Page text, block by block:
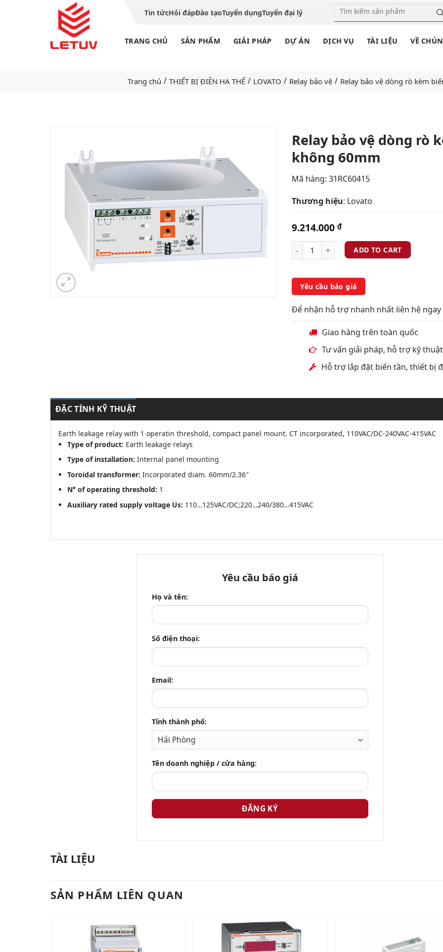
Tin tứcHỏi đápĐào tạoTuyển dụngTuyển đại lý
TRANG CHỦ SẢN PHẨM GIẢI PHÁP DỰ ÁN DỊCH VỤ TÀI LIỆU VỀ
Trang chủ / THIẾT BỊ ĐIỆN HẠ THẾ / LOVATO / Relay bảo vệ / Relay bảo vệ dòng rò kèm
wishlist
Relay bảo vệ dòng rò
không 60mm
Mã hàng: 31RC60415
Thương hiệu: Lovato
9.214.000 ₫
ADD TO CART
Yêu cầu báo giá
Để nhận hỗ trợ nhanh nhất liên hệ
Giao hàng trên toàn quốc
Tư vấn giải pháp, hỗ trợ kỹ
Hỗ trợ lắp đặt biến tần, thiết bị
ĐẶC TÍNH KỸ THUẬT
Earth leakage relay with 1 operatin threshold, compact panel mount. CT incorporated, 110VAC/DC-240VAC-415VAC
Type of product: Earth leakage relays
Type of installation: Internal panel mounting
Toroidal transformer: Incorporated diam. 60mm/2.36″
N° of operating threshold: 1
Auxiliary rated supply voltage Us: 110…125VAC/DC;220…240/380…415VAC
Yêu cầu báo giá
Họ và tên:
Số điện thoại:
Email:
Tỉnh thành phố:
Tên doanh nghiệp / cửa hàng:
TÀI LIỆU
SẢN PHẨM LIÊN QUAN